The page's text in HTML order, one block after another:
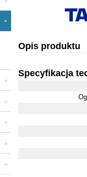
Opis produktu
Specyfikacja